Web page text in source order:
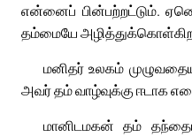
என்னைப் பின்பற்றட்டும்.
தம்மையே
மனிதர் உலகம்
அவர் தம் வாழ்வுக்கு ஈடாக
மானிடமகன் தம்